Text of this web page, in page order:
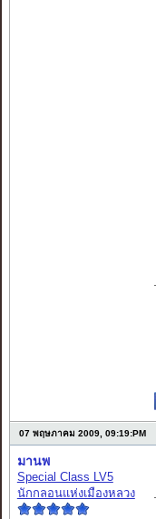
07 พฤษภาคม 2009, 09:19:PM
มานพ
Special Class LV5
นักกลอนแห่งเมืองหลวง